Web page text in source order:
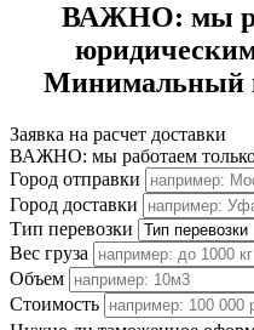
ВАЖНО: мы
Минимальный
Заявка на расчет доставки
ВАЖНО: мы работаем
Город отправки
Город доставки
Тип перевозки
Вес груза
Объем
Стоимость